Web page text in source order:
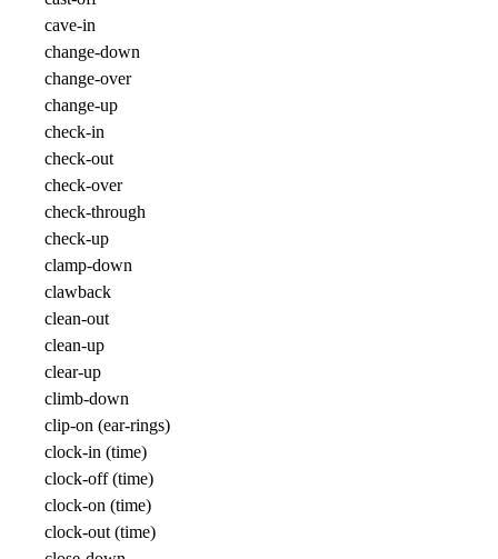
cave-in
change-down
change-over
change-up
check-in
check-out
check-over
check-through
check-up
clamp-down
clawback
clean-out
clean-up
clear-up
climb-down
clip-on (ear-rings)
clock-in (time)
clock-off (time)
clock-on (time)
clock-out (time)